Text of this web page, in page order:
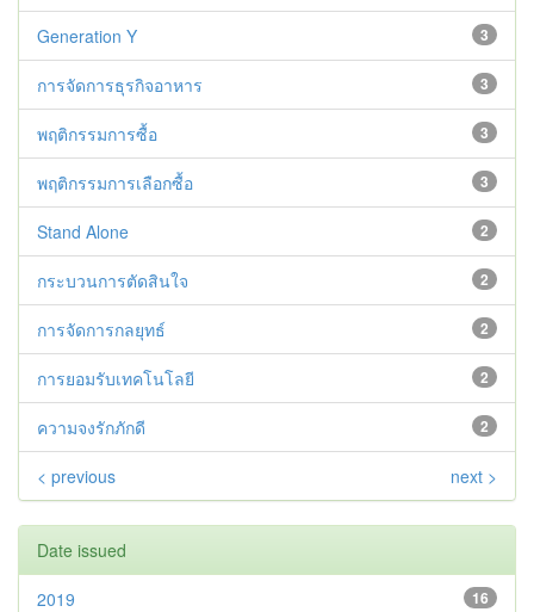
3
Generation Y
3
การจัดการธุรกิจอาหาร
3
พฤติกรรมการซื้อ
3
พฤติกรรมการเลือกซื้อ
2
Stand Alone
2
กระบวนการตัดสินใจ
2
การจัดการกลยุทธ์
2
การยอมรับเทคโนโลยี
2
ความจงรักภักดี
< previous next >
Date issued
16
2019